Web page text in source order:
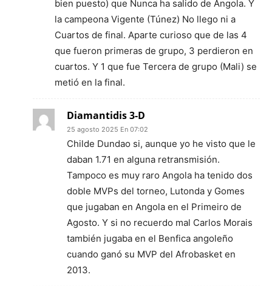
bien puesto) que Nunca ha salido de Angola. Y
la campeona Vigente (Túnez) No llego ni a
Cuartos de final. Aparte curioso que de las 4
que fueron primeras de grupo, 3 perdieron en
cuartos. Y 1 que fue Tercera de grupo (Mali) se
metió en la final.
Diamantidis 3-D
25 agosto 2025 En 07:02
Childe Dundao si, aunque yo he visto que le
daban 1.71 en alguna retransmisión.
Tampoco es muy raro Angola ha tenido dos
doble MVPs del torneo, Lutonda y Gomes
que jugaban en Angola en el Primeiro de
Agosto. Y si no recuerdo mal Carlos Morais
también jugaba en el Benfica angoleño
cuando ganó su MVP del Afrobasket en
2013.